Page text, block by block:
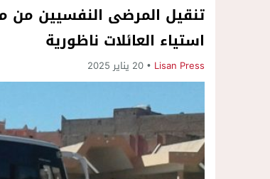
تنقيل المرضى النفسيين من
استياء العائلات ناظورية
Lisan Press 20 يناير 2025